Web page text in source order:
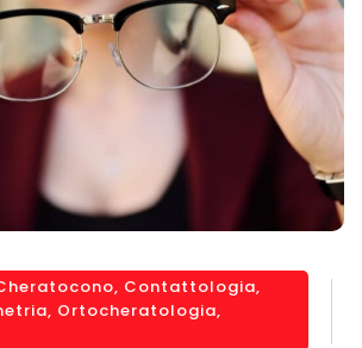
, Contattologia,
, Ortocheratologia,